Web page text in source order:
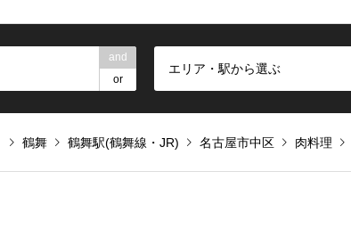
and
or
エリア・駅から選ぶ
鶴舞 鶴舞駅(鶴舞線・JR) 名古屋市中区 肉料理